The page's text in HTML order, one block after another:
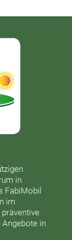
in
FabiMobil
im
in